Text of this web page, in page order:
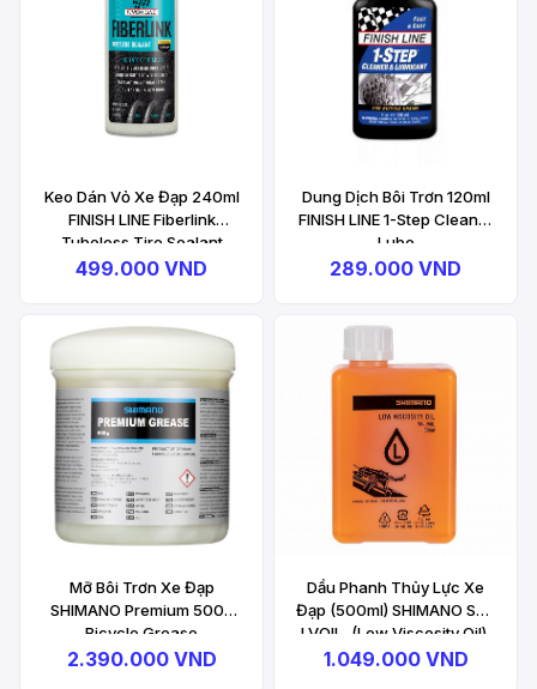
Keo Dán Vỏ Xe Đạp 240ml
FINISH LINE Fiberlink
Tubeless Tire Sealant
499.000 VND
Dung Dịch Bôi Trơn 120ml
FINISH LINE 1-Step Cleaner
Lube
289.000 VND
Mỡ Bôi Trơn Xe Đạp
SHIMANO Premium 500g
Bicycle Grease
2.390.000 VND
Dầu Phanh Thủy Lực Xe
Đạp (500ml) SHIMANO SM-
LVOIL, (Low Viscosity Oil),
Disc Brake Oil
1.049.000 VND